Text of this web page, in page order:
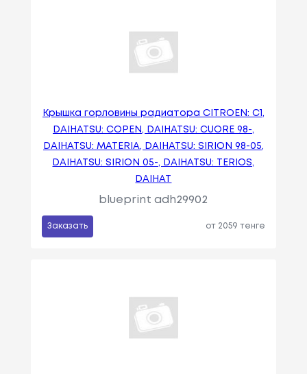
Крышка горловины радиатора CITROEN: C1,
DAIHATSU: COPEN, DAIHATSU: CUORE 98-,
DAIHATSU: MATERIA, DAIHATSU: SIRION 98-05,
DAIHATSU: SIRION 05-, DAIHATSU: TERIOS,
DAIHAT
blueprint adh29902
Заказать от 2059 тенге